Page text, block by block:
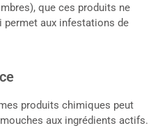
que ces produits ne
permet aux infestations de
produits chimiques peut
aux ingrédients actifs.